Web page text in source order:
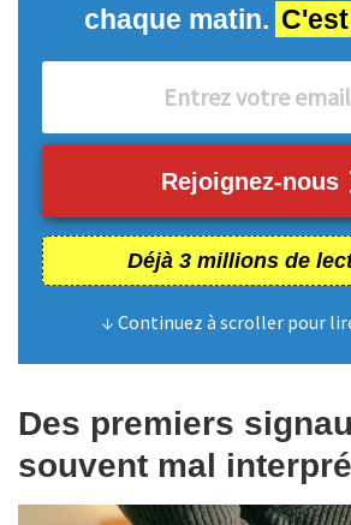
chaque matin.
Rejoignez-nous
Déjà 3 millions de
↓ Continuez à scroller pour
Des premiers
souvent mal